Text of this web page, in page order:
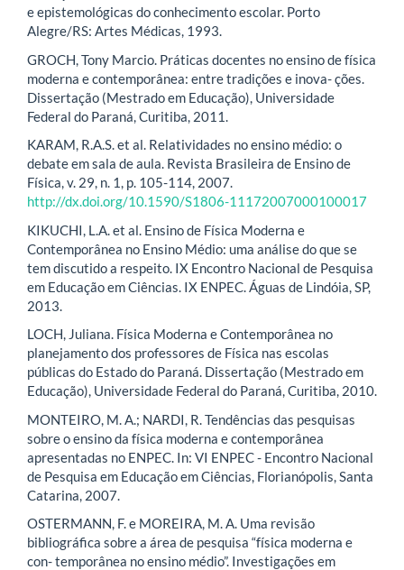
e epistemológicas do conhecimento escolar. Porto
Alegre/RS: Artes Médicas, 1993.
GROCH, Tony Marcio. Práticas docentes no ensino de física
moderna e contemporânea: entre tradições e inova- ções.
Dissertação (Mestrado em Educação), Universidade
Federal do Paraná, Curitiba, 2011.
KARAM, R.A.S. et al. Relatividades no ensino médio: o
debate em sala de aula. Revista Brasileira de Ensino de
Física, v. 29, n. 1, p. 105-114, 2007.
http://dx.doi.org/10.1590/S1806-11172007000100017
KIKUCHI, L.A. et al. Ensino de Física Moderna e
Contemporânea no Ensino Médio: uma análise do que se
tem discutido a respeito. IX Encontro Nacional de Pesquisa
em Educação em Ciências. IX ENPEC. Águas de Lindóia, SP,
2013.
LOCH, Juliana. Física Moderna e Contemporânea no
planejamento dos professores de Física nas escolas
públicas do Estado do Paraná. Dissertação (Mestrado em
Educação), Universidade Federal do Paraná, Curitiba, 2010.
MONTEIRO, M. A.; NARDI, R. Tendências das pesquisas
sobre o ensino da física moderna e contemporânea
apresentadas no ENPEC. In: VI ENPEC - Encontro Nacional
de Pesquisa em Educação em Ciências, Florianópolis, Santa
Catarina, 2007.
OSTERMANN, F. e MOREIRA, M. A. Uma revisão
bibliográfica sobre a área de pesquisa “física moderna e
con- temporânea no ensino médio”. Investigações em